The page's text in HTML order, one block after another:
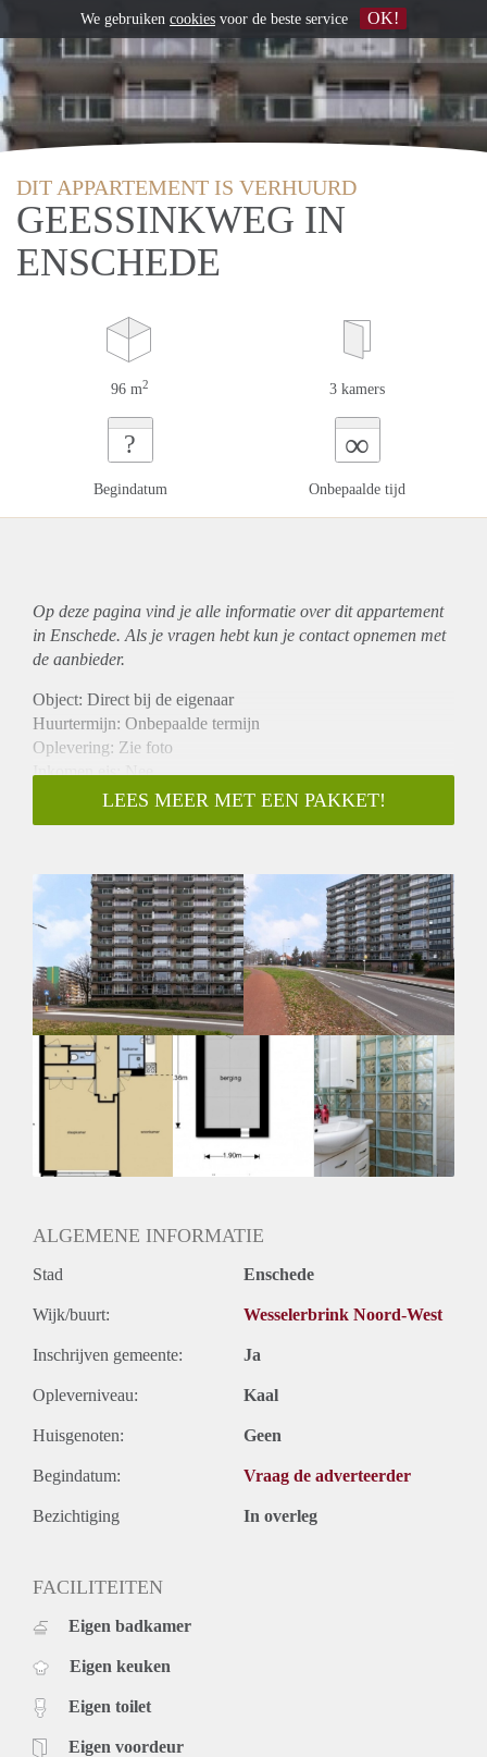
DIT APPARTEMENT IS VERHUURD
GEESSINKWEG IN
ENSCHEDE
96 m2 3 kamers
?
Begindatum
∞
Onbepaalde tijd
Op deze pagina vind je alle informatie over ditappartement
in Enschede. Als je vragen hebt kun je contact opnemen met
de aanbieder.
Object: Direct bij de eigenaar
Huurtermijn: Onbepaalde termijn
Oplevering: Zie foto
Inkomen eis: Nee
Garantiestelling mogelijk: Nee
Borg: 1 Maand
Huisdieren toegestaan: Afhankelijk van de Eigenaar
Huurtoeslag grens: Ja
Geschikt voor studenten: Afhankelijk van de Eigenaar
LEES MEER MET EEN PAKKET!
ALGEMENE INFORMATIE
Stad Enschede
Wijk/buurt: Wesselerbrink Noord-West
Inschrijven gemeente: Ja
Opleverniveau: Kaal
Huisgenoten: Geen
Begindatum: Vraag de adverteerder
Bezichtiging In overleg
FACILITEITEN
Eigen badkamer
Eigen keuken
Eigen toilet
Eigen voordeur
We gebruiken cookies voor de beste service OK!